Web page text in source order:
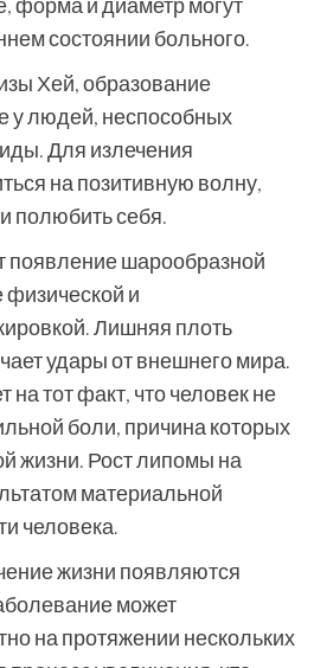
состоянии больного.
Хей, образование
у людей, неспособных
Для излечения
на позитивную волну,
полюбить себя.
появление шарообразной
физической и
Лишняя плоть
удары от внешнего мира.
на тот факт, что человек не
боли, причина которых
жизни. Рост липомы на
материальной
человека.
жизни появляются
может
на протяжении нескольких